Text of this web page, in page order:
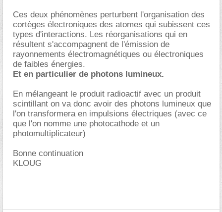
Ces deux phénomènes perturbent l'organisation des
cortèges électroniques des atomes qui subissent ces
types d'interactions. Les réorganisations qui en
résultent s'accompagnent de l'émission de
rayonnements électromagnétiques ou électroniques
de faibles énergies.
Et en particulier de photons lumineux.
En mélangeant le produit radioactif avec un produit
scintillant on va donc avoir des photons lumineux que
l'on transformera en impulsions électriques (avec ce
que l'on nomme une photocathode et un
photomultiplicateur)
Bonne continuation
KLOUG